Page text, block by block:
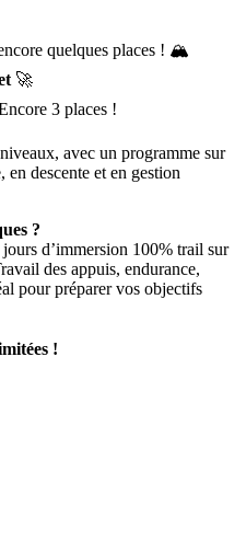
quelques places ! 🏔️
🚀
3 places !
avec un programme sur
en descente et en gestion
?
d’immersion 100% trail sur
des appuis, endurance,
pour préparer vos objectifs
!